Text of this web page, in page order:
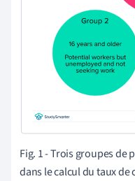
Fig. 1 - Trois groupes
dans le calcul du taux de